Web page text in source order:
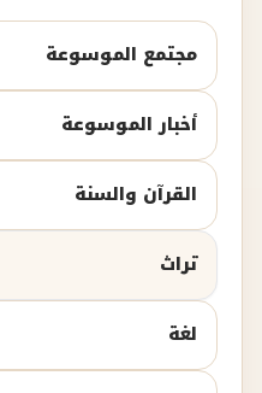
مجتمع الموسوعة
أخبار الموسوعة
القرآن والسنة
تراث
لغة